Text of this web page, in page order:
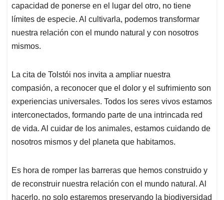
capacidad de ponerse en el lugar del otro, no tiene
límites de especie. Al cultivarla, podemos transformar
nuestra relación con el mundo natural y con nosotros
mismos.
La cita de Tolstói nos invita a ampliar nuestra
compasión, a reconocer que el dolor y el sufrimiento son
experiencias universales. Todos los seres vivos estamos
interconectados, formando parte de una intrincada red
de vida. Al cuidar de los animales, estamos cuidando de
nosotros mismos y del planeta que habitamos.
Es hora de romper las barreras que hemos construido y
de reconstruir nuestra relación con el mundo natural. Al
hacerlo, no solo estaremos preservando la biodiversidad